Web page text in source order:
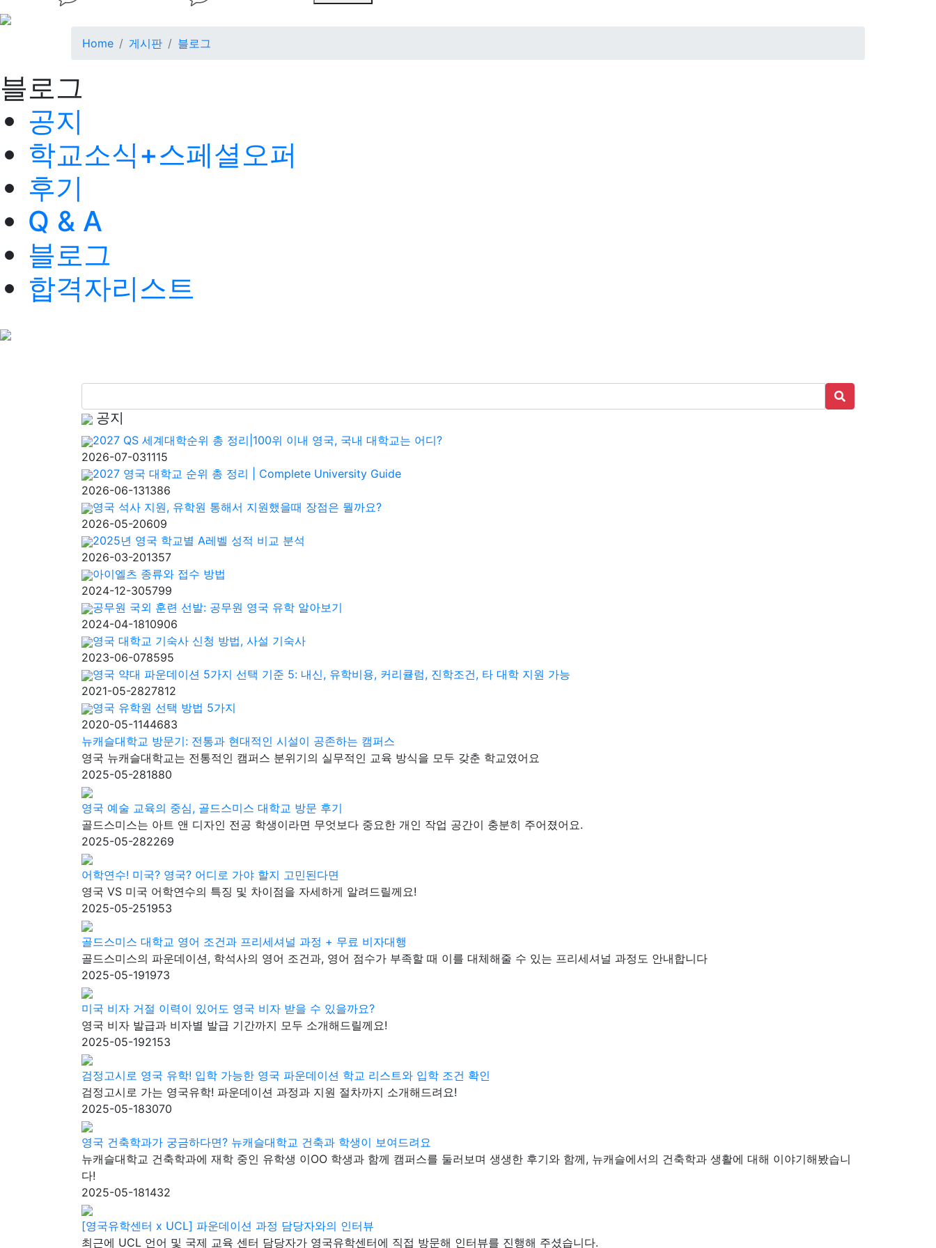
Home 게시판 블로그
블로그
공지
학교소식+스페셜오퍼
후기
Q & A
블로그
합격자리스트
공지
2027 QS 세계대학순위 총 정리|100위 이내 영국, 국내 대학교는 어디?
2026-07-031115
2027 영국 대학교 순위 총 정리 | Complete University Guide
2026-06-131386
영국 석사 지원, 유학원 통해서 지원했을때 장점은 뭘까요?
2026-05-20609
2025년 영국 학교별 A레벨 성적 비교 분석
2026-03-201357
아이엘츠 종류와 접수 방법
2024-12-305799
공무원 국외 훈련 선발: 공무원 영국 유학 알아보기
2024-04-1810906
영국 대학교 기숙사 신청 방법, 사설 기숙사
2023-06-078595
영국 약대 파운데이션 5가지 선택 기준 5: 내신, 유학비용, 커리큘럼, 진학조건, 타 대학 지원 가능
2021-05-2827812
영국 유학원 선택 방법 5가지
2020-05-1144683
뉴캐슬대학교 방문기: 전통과 현대적인 시설이 공존하는 캠퍼스
영국 뉴캐슬대학교는 전통적인 캠퍼스 분위기의 실무적인 교육 방식을 모두 갖춘 학교였어요
2025-05-281880
영국 예술 교육의 중심, 골드스미스 대학교 방문 후기
골드스미스는 아트 앤 디자인 전공 학생이라면 무엇보다 중요한 개인 작업 공간이 충분히 주어졌어요.
2025-05-282269
어학연수! 미국? 영국? 어디로 가야 할지 고민된다면
영국 VS 미국 어학연수의 특징 및 차이점을 자세하게 알려드릴께요!
2025-05-251953
골드스미스 대학교 영어 조건과 프리세셔널 과정 + 무료 비자대행
골드스미스의 파운데이션, 학석사의 영어 조건과, 영어 점수가 부족할 때 이를 대체해줄 수 있는 프리세셔널 과정도 안내합니다
2025-05-191973
미국 비자 거절 이력이 있어도 영국 비자 받을 수 있을까요?
영국 비자 발급과 비자별 발급 기간까지 모두 소개해드릴께요!
2025-05-192153
검정고시로 영국 유학! 입학 가능한 영국 파운데이션 학교 리스트와 입학 조건 확인
검정고시로 가는 영국유학! 파운데이션 과정과 지원 절차까지 소개해드려요!
2025-05-183070
영국 건축학과가 궁금하다면? 뉴캐슬대학교 건축과 학생이 보여드려요
뉴캐슬대학교 건축학과에 재학 중인 유학생 이OO 학생과 함께 캠퍼스를 둘러보며 생생한 후기와 함께, 뉴캐슬에서의 건축학과 생활에 대해 이야기해봤습니
다!
2025-05-181432
[영국유학센터 x UCL] 파운데이션 과정 담당자와의 인터뷰
최근에 UCL 언어 및 국제 교육 센터 담당자가 영국유학센터에 직접 방문해 인터뷰를 진행해 주셨습니다.